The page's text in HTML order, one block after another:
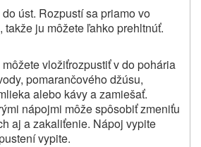
úst. Rozpustí sa priamo vo
takže ju môžete ľahko prehltnúť.
vložiťrozpustiť v do pohária
pomarančového džúsu,
alebo kávy a zamiešať.
nápojmi môže spôsobiť zmeniťu
aj a zakaliťenie. Nápoj vypite
vypite.